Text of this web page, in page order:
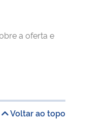
a oferta e
Voltar ao topo